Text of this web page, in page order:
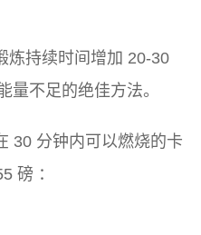
炼持续时间增加 20-30
量不足的绝佳方法。
30 分钟内可以燃烧的卡
磅 ：